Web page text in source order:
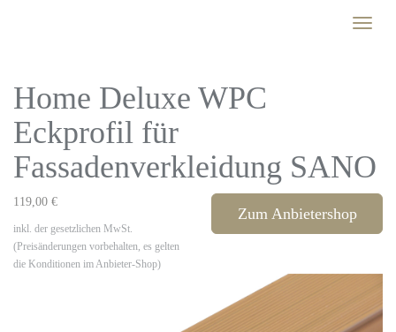
Toggle
Home Deluxe WPC
Eckprofil für
Fassadenverkleidung SANO
119,00 €
inkl. der gesetzlichen MwSt.
(Preisänderungen vorbehalten, es gelten
die Konditionen im Anbieter-Shop)
Zum Anbietershop